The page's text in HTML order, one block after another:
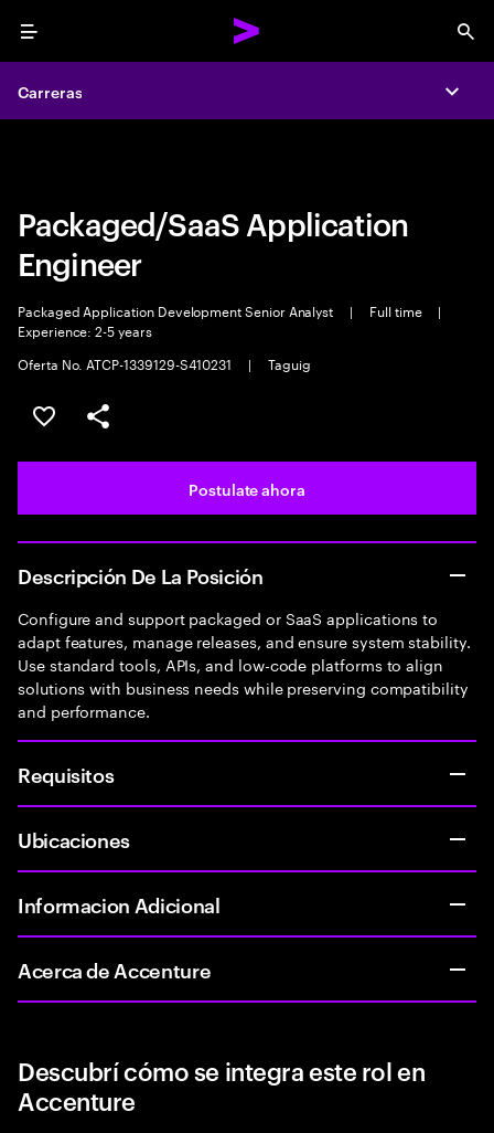
Menu
Carreras
Carreras
Packaged/SaaS Application
Engineer
Packaged Application Development Senior Analyst | Full time
|
Experience: 2-5 years
Oferta No. ATCP-1339129-S410231
| Taguig
Guardar este trabajo
Compartir este empleo
Postulate ahora
Descripción De La Posición
Configure and support packaged or SaaS applications to
adapt features, manage releases, and ensure system stability.
Use standard tools, APIs, and low-code platforms to align
solutions with business needs while preserving compatibility
and performance.
Requisitos
Ubicaciones
Informacion Adicional
Acerca de Accenture
Descubrí cómo se integra este rol en
Accenture